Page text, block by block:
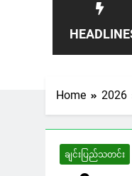
ကနေဒါမှာ ဒေါ်လာ ၁,၈၀
Home 2026
ချင်းပြည်သတင်း